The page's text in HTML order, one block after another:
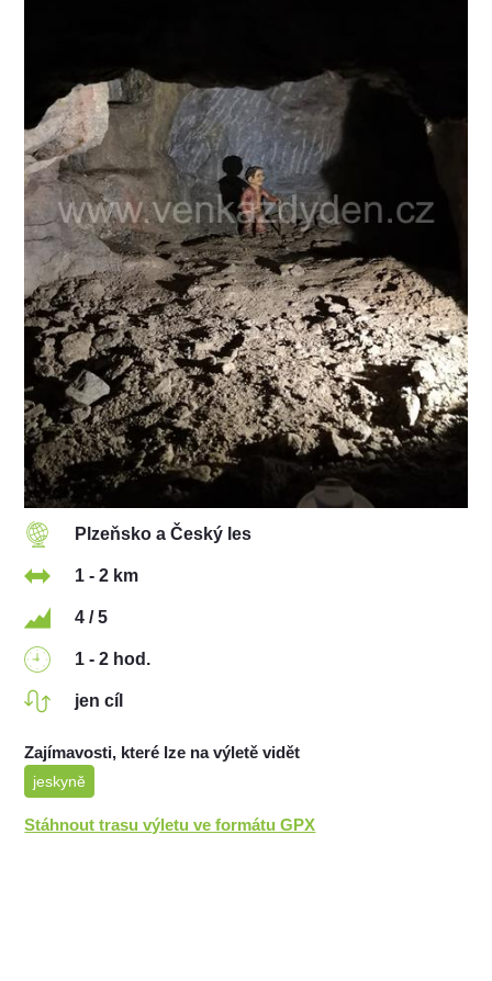
Plzeňsko a Český les
1 - 2 km
4 / 5
1 - 2 hod.
jen cíl
Zajímavosti, které lze na výletě vidět
jeskyně
Stáhnout trasu výletu ve formátu GPX